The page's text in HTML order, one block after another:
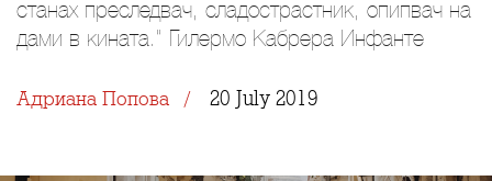
станах преследвач, сладострастник, опипвач на
дами в кината.” Гилермо Кабрера Инфанте
Адриана Попова 20 July 2019